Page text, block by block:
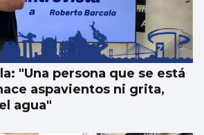
"Una persona que se está
aspavientos ni grita,
agua"